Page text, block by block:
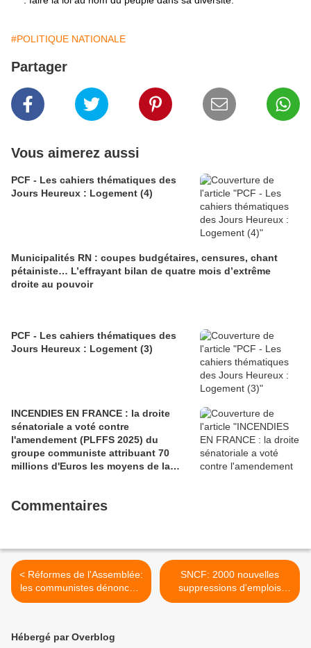
#POLITIQUE NATIONALE
Partager
Vous aimerez aussi
PCF - Les cahiers thématiques des
Jours Heureux : Logement (4)
Municipalités RN : coupes budgétaires, censures, chant
pétainiste… L’effrayant bilan de quatre mois d’extrême
droite au pouvoir
PCF - Les cahiers thématiques des
Jours Heureux : Logement (3)
INCENDIES EN FRANCE : la droite
sénatoriale a voté contre
l'amendement (PLFFS 2025) du
groupe communiste attribuant 70
millions d'Euros les moyens de la
Commentaires
< Réformes de l'Assemblée:
les communistes dénoncent
"une réduction des
SNCF: 2000 nouvelles
suppressions d'emplois
prévues au budget 2018
Hébergé par Overblog